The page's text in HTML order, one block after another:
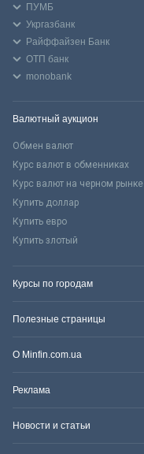
ПУМБ
Укргазбанк
Райффайзен Банк
ОТП банк
monobank
Валютный аукцион
Обмен валют
Курс валют в обменниках
Курс валют на черном рынке
Купить доллар
Купить евро
Купить злотый
Курсы по городам
Полезные страницы
О Minfin.com.ua
Реклама
Новости и статьи